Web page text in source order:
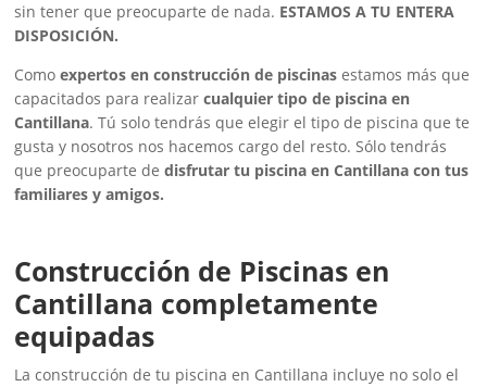
sin tener que preocuparte de nada. ESTAMOS A TU ENTERA
DISPOSICIÓN.
Comoexpertos en construcción de piscinas estamos más que
capacitados para realizarcualquier tipo de piscina en
Cantillana. Tú solo tendrás que elegir el tipo de piscina que te
gusta y nosotros nos hacemos cargo del resto. Sólo tendrás
que preocuparte dedisfrutar tu piscina en Cantillana con tus
familiares y amigos.
Construcción de Piscinas en
Cantillana completamente
equipadas
La construcción de tu piscina en Cantillana incluye no solo el